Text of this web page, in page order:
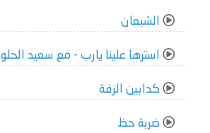
الشبعان
استرها علينا يارب - مع سعيد الحلو
كدابين الزفة
ضربة حظ